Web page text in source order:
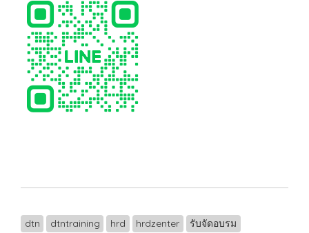
dtn dtntraining hrd hrdzenter
รับจัดอบรม